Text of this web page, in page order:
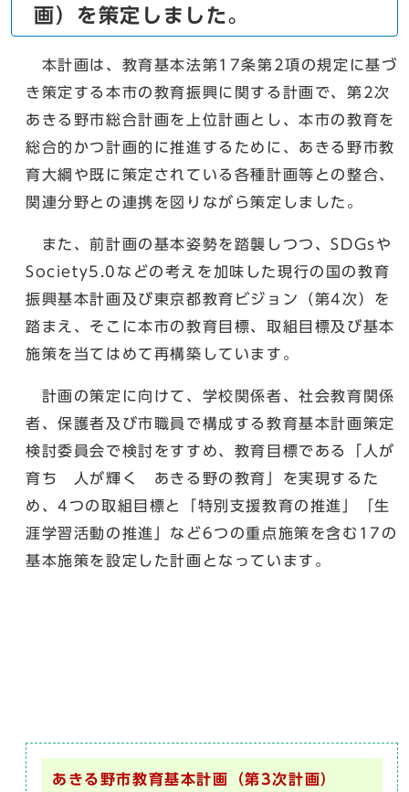
画）を策定しました。
本計画は、教育基本法第17条第2項の規定に基づ
き策定する本市の教育振興に関する計画で、第2次
あきる野市総合計画を上位計画とし、本市の教育を
総合的かつ計画的に推進するために、あきる野市教
育大綱や既に策定されている各種計画等との整合、
関連分野との連携を図りながら策定しました。
また、前計画の基本姿勢を踏襲しつつ、SDGsや
Society5.0などの考えを加味した現行の国の教育
振興基本計画及び東京都教育ビジョン（第4次）を
踏まえ、そこに本市の教育目標、取組目標及び基本
施策を当てはめて再構築しています。
計画の策定に向けて、学校関係者、社会教育関係
者、保護者及び市職員で構成する教育基本計画策定
検討委員会で検討をすすめ、教育目標である「人が
育ち 人が輝く あきる野の教育」を実現するた
め、4つの取組目標と「特別支援教育の推進」「生
涯学習活動の推進」など6つの重点施策を含む17の
基本施策を設定した計画となっています。
あきる野市教育基本計画（第3次計画）